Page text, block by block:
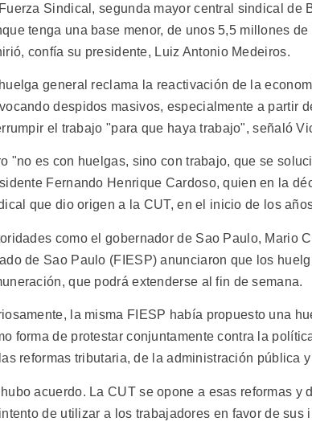
Sindical, segunda mayor central sindical de
tenga una base menor, de unos 5,5 millones
confía su presidente, Luiz Antonio Medeiros.
general reclama la reactivación de la
despidos masivos, especialmente a partir
el trabajo "para que haya trabajo", señaló
"no es con huelgas, sino con trabajo, que se
Fernando Henrique Cardoso, quien en la
que dio origen a la CUT, en el inicio de los
como el gobernador de Sao Paulo, Mario
de Sao Paulo (FIESP) anunciaron que los
que podrá extenderse al fin de semana.
la misma FIESP había propuesto una
forma de protestar conjuntamente contra la
reformas tributaria, de la administración pública
acuerdo. La CUT se opone a esas reformas
de utilizar a los trabajadores en favor de sus